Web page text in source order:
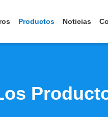
Productos Noticias